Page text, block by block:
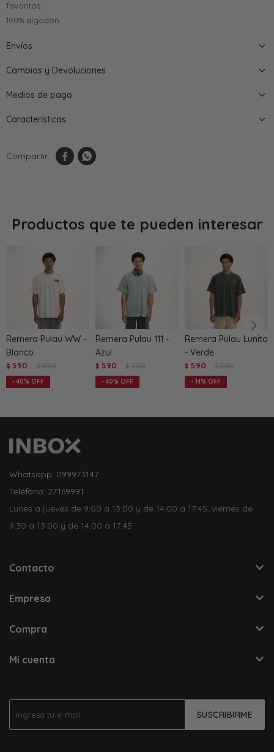
favoritos.
100% algodón
Envíos
Cambios y Devoluciones
Medios de pago
Características
 
Productos que te pueden interesar
Remera Pulau WW -
Blanco
$ 590 $ 990
40
Remera Pulau 111 -
Azul
$ 590 $ 990
40
Remera Pulau Lunita
- Verde
$ 590 $ 690
14
SUSCRIBIRME
Whatsapp: 099973147
Teléfono: 27169991
Lunes a jueves de 9:00 a 13:00 y de 14:00 a 17:45, viernes de
9:30 a 13:00 y de 14:00 a 17:45.
Contacto
Empresa
Compra
Mi cuenta